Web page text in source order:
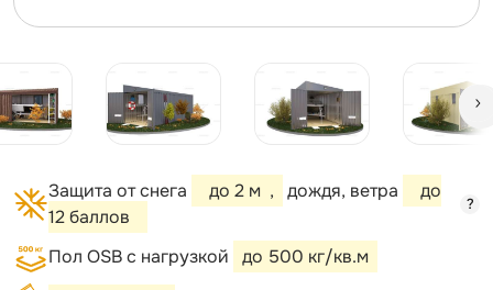
Защита от снега до 2 м , дождя, ветра
до
12 баллов
?
Пол OSB с нагрузкой
до 500 кг/кв.м